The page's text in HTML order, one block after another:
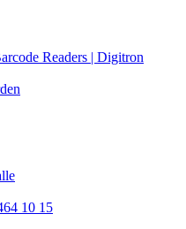
Readers | Digitron
10 15